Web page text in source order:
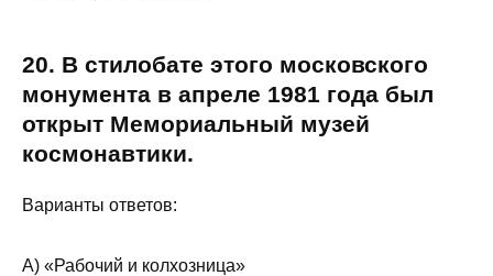
20. В стилобате этого московского
монумента в апреле 1981 года был
открыт Мемориальный музей
космонавтики.
Варианты ответов:
A) «Рабочий и колхозница»